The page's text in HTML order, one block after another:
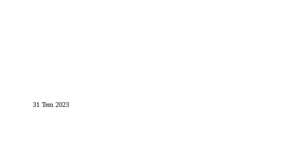
31 Tem 2023